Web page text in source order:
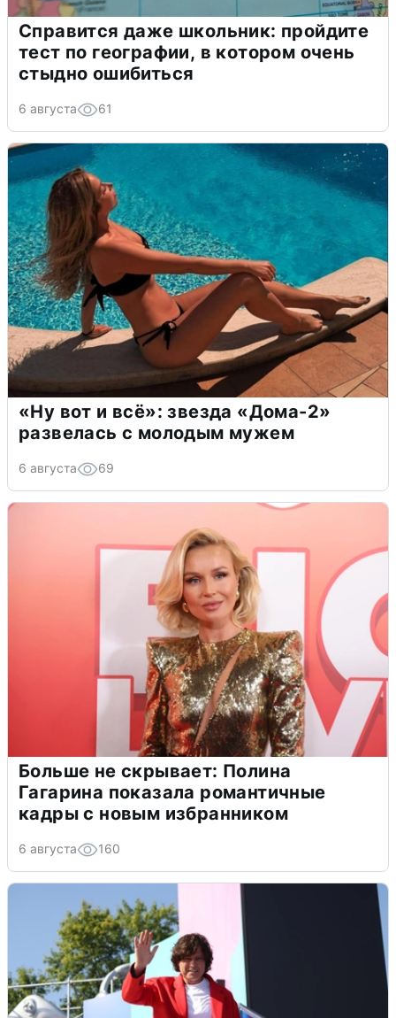
Справится даже школьник: пройдите
тест по географии, в котором очень
стыдно ошибиться
6 августа 61
«Ну вот и всё»: звезда «Дома-2»
развелась с молодым мужем
6 августа 69
Больше не скрывает: Полина
Гагарина показала романтичные
кадры с новым избранником
6 августа 160